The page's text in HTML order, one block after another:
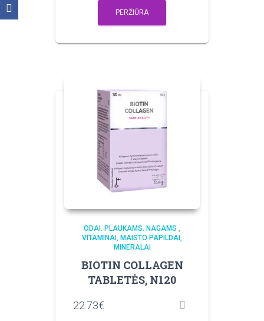
PERŽIŪRA
ODAI. PLAUKAMS. NAGAMS ,
VITAMINAI, MAISTO PAPILDAI,
MINERALAI
BIOTIN COLLAGEN
TABLETĖS, N120
22.73€